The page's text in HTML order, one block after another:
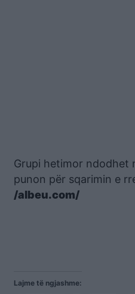
Grupi hetimor ndodhet
punon për sqarimin e
/albeu.com/
Lajme të ngjashme: